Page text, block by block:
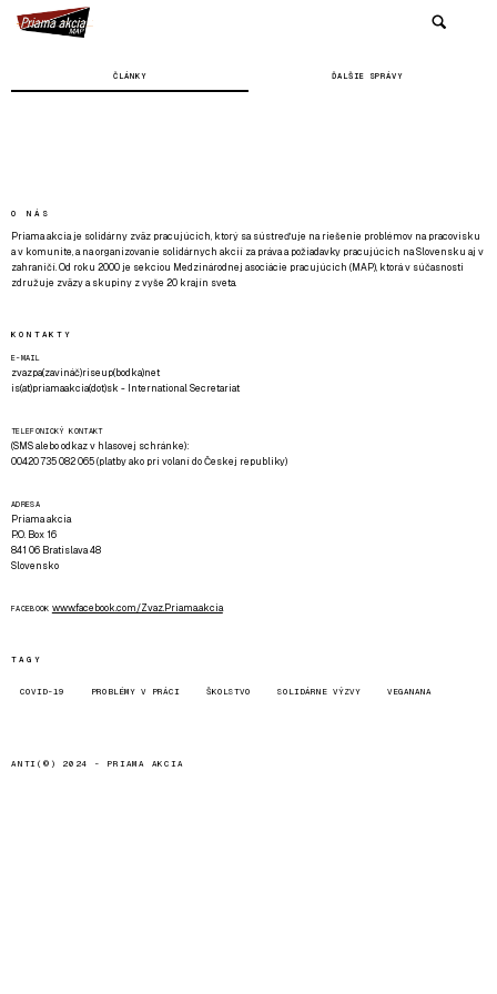
ČLÁNKY ĎALŠIE SPRÁVY
O NÁS
Priama akcia je solidárny zväz pracujúcich, ktorý sa sústreďuje na riešenie problémov na pracovisku
a v komunite, a na organizovanie solidárnych akcií za práva a požiadavky pracujúcich na Slovensku aj v
zahraničí. Od roku 2000 je sekciou Medzinárodnej asociácie pracujúcich (MAP), ktorá v súčasnosti
združuje zväzy a skupiny z vyše 20 krajín sveta.
KONTAKTY
E-MAIL
zvazpa(zavináč)riseup(bodka)net
is(at)priamaakcia(dot)sk - International Secretariat
TELEFONICKÝ KONTAKT
(SMS alebo odkaz v hlasovej schránke):
00420 735 082 065 (platby ako pri volaní do Českej republiky)
ADRESA
Priama akcia
P.O. Box 16
841 06 Bratislava 48
Slovensko
FACEBOOK www.facebook.com/Zvaz.Priama.akcia
TAGY
COVID-19 PROBLÉMY V PRÁCI ŠKOLSTVO SOLIDÁRNE VÝZVY VEGANANA
ANTI(©) 2024 - PRIAMA AKCIA